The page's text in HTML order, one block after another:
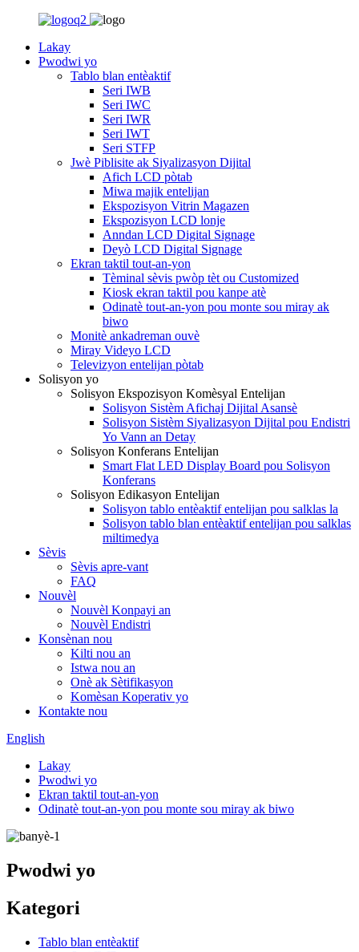
Lakay
Pwodwi yo
Tablo blan entèaktif
Seri IWB
Seri IWC
Seri IWR
Seri IWT
Seri STFP
Jwè Piblisite ak Siyalizasyon Dijital
Afich LCD pòtab
Miwa majik entelijan
Ekspozisyon Vitrin Magazen
Ekspozisyon LCD lonje
Anndan LCD Digital Signage
Deyò LCD Digital Signage
Ekran taktil tout-an-yon
Tèminal sèvis pwòp tèt ou Customized
Kiosk ekran taktil pou kanpe atè
Odinatè tout-an-yon pou monte sou miray ak
biwo
Monitè ankadreman ouvè
Miray Videyo LCD
Televizyon entelijan pòtab
Solisyon yo
Solisyon Ekspozisyon Komèsyal Entelijan
Solisyon Sistèm Afichaj Dijital Asansè
Solisyon Sistèm Siyalizasyon Dijital pou Endistri
Yo Vann an Detay
Solisyon Konferans Entelijan
Smart Flat LED Display Board pou Solisyon
Konferans
Solisyon Edikasyon Entelijan
Solisyon tablo entèaktif entelijan pou salklas la
Solisyon tablo blan entèaktif entelijan pou salklas
miltimedya
Sèvis
Sèvis apre-vant
FAQ
Nouvèl
Nouvèl Konpayi an
Nouvèl Endistri
Konsènan nou
Kilti nou an
Istwa nou an
Onè ak Sètifikasyon
Komèsan Koperativ yo
Kontakte nou
English
Lakay
Pwodwi yo
Ekran taktil tout-an-yon
Odinatè tout-an-yon pou monte sou miray ak biwo
Pwodwi yo
Kategori
Tablo blan entèaktif